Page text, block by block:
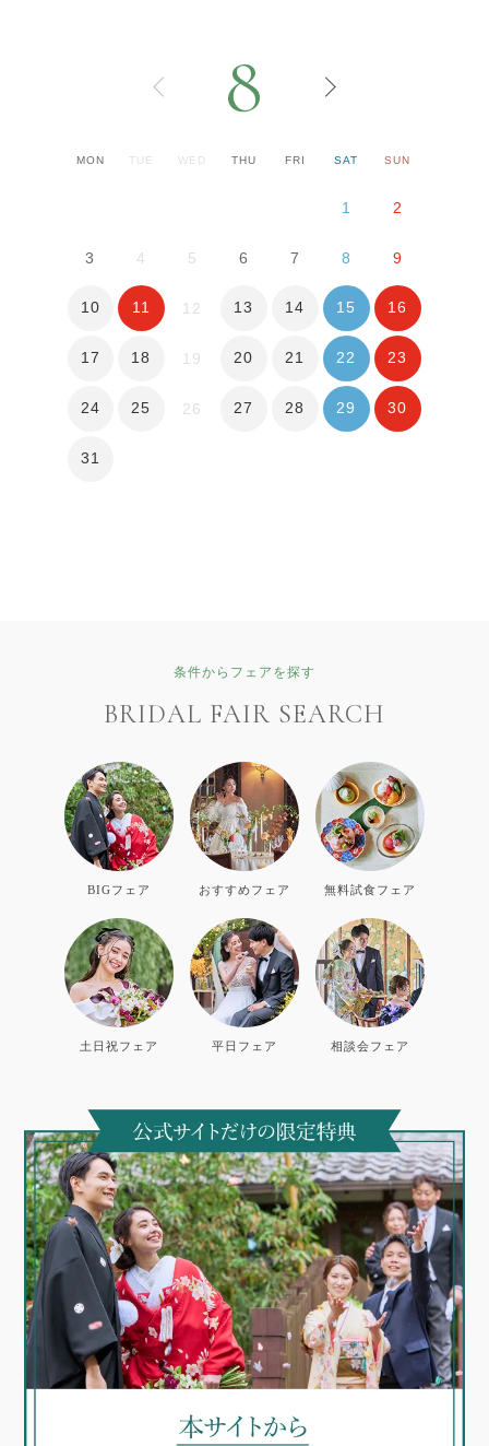
8
MON TUE WED THU FRI SAT SUN
1 2
3 4 5 6 7 8 9
10 11 12 13 14 15 16
17 18 19 20 21 22 23
24 25 26 27 28 29 30
31
条件からフェアを探す
BRIDAL FAIR SEARCH
BIGフェア おすすめフェア 無料試食フェア
土日祝フェア 平日フェア 相談会フェア